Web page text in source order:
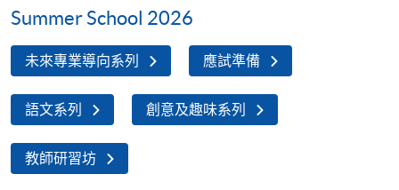
Summer School 2026
未來專業導向系列 應試準備
語文系列 創意及趣味系列
教師研習坊